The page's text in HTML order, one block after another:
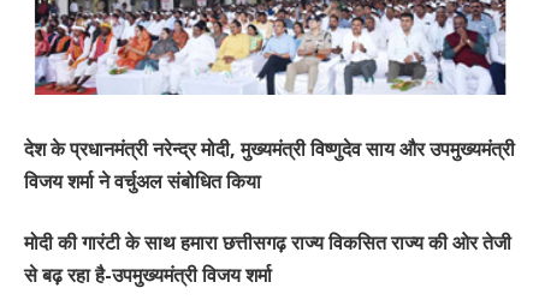
देश के प्रधानमंत्री नरेन्द्र मोदी, मुख्यमंत्री विष्णुदेव साय और उपमुख्यमंत्री
विजय शर्मा ने वर्चुअल संबोधित किया
मोदी की गारंटी के साथ हमारा छत्तीसगढ़ राज्य विकसित राज्य की ओर तेजी
से बढ़ रहा है-उपमुख्यमंत्री विजय शर्मा